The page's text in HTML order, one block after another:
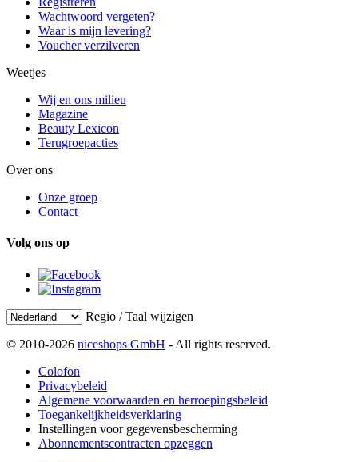
Wachtwoord vergeten?
Waar is mijn levering?
Voucher verzilveren
Weetjes
Wij en ons milieu
Magazine
Beauty Lexicon
Terugroepacties
Over ons
Onze groep
Contact
Volg ons op
Regio / Taal wijzigen
© 2010-2026 niceshops GmbH - All rights reserved.
Colofon
Privacybeleid
Algemene voorwaarden en herroepingsbeleid
Toegankelijkheidsverklaring
Instellingen voor gegevensbescherming
Abonnementscontracten opzeggen